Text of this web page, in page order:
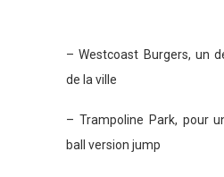
– Westcoast Burgers, un
de la ville
– Trampoline Park, pour
ball version jump